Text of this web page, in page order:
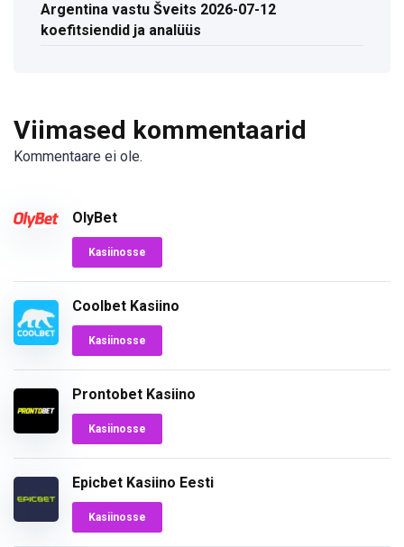
Argentina vastu Šveits 2026-07-12
koefitsiendid ja analüüs
Viimased kommentaarid
Kommentaare ei ole.
OlyBet
Kasiinosse
Coolbet Kasiino
Kasiinosse
Prontobet Kasiino
Kasiinosse
Epicbet Kasiino Eesti
Kasiinosse